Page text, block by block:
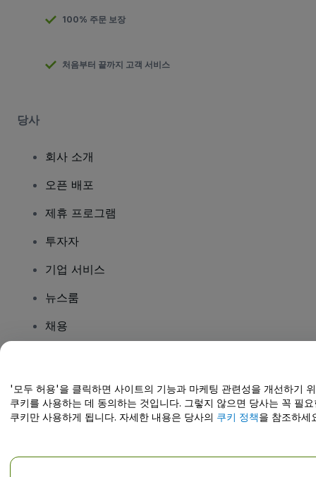
100% 주문 보장
처음부터 끝까지 고객 서비스
당사
회사 소개
오픈 배포
제휴 프로그램
투자자
기업 서비스
뉴스룸
채용
도움말 센터 / 문의하기
'모두 허용'을 클릭하면 사이트의 기능과 마케팅 관련성을 개선하기
쿠키를 사용하는 데 동의하는 것입니다. 그렇지 않으면 당사는 꼭 필요
쿠키만 사용하게 됩니다. 자세한 내용은 당사의 쿠키 정책을 참조하세